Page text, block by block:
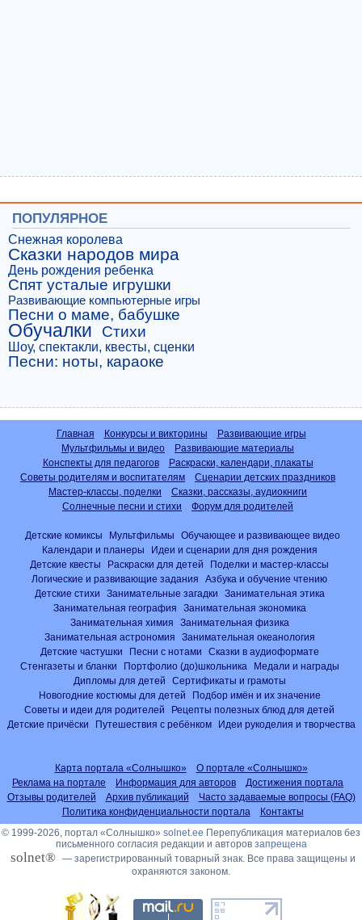
ПОПУЛЯРНОЕ
Снежная королева
Сказки народов мира
День рождения ребенка
Спят усталые игрушки
Развивающие компьютерные игры
Песни о маме, бабушке
Обучалки Стихи
Шоу, спектакли, квесты, сценки
Песни: ноты, караоке
Главная Конкурсы и викторины
Развивающие игры
Мультфильмы и видео
Развивающие материалы
Конспекты для педагогов
Раскраски, календари, плакаты
Советы родителям и воспитателям
Сценарии детских праздников
Мастер-классы, поделки
Сказки, рассказы, аудиокниги
Солнечные песни и стихи
Форум для родителей
Детские комиксы Мультфильмы
Обучающее и развивающее видео
Календари и планеры
Идеи и сценарии для дня рождения
Детские квесты
Раскраски для детей
Поделки и мастер-классы
Логические и развивающие задания
Азбука и обучение чтению
Детские стихи
Занимательные загадки
Занимательная этика
Занимательная география
Занимательная экономика
Занимательная химия
Занимательная физика
Занимательная астрономия
Занимательная океанология
Детские частушки
Песни с нотами
Сказки в аудиоформате
Стенгазеты и бланки
Портфолио (до)школьника
Медали и награды
Дипломы для детей
Сертификаты и грамоты
Новогодние костюмы для детей
Подбор имён и их значение
Советы и идеи для родителей
Рецепты полезных блюд для детей
Детские причёски
Путешествия с ребёнком Идеи рукоделия и творчества
Карта портала «Солнышко»
О портале «Солнышко»
Реклама на портале
Информация для авторов
Достижения портала
Отзывы родителей
Архив публикаций
Часто задаваемые вопросы (FAQ)
Политика конфиденциальности портала
Контакты
© 1999-2026, портал «Солнышко» solnet.ee Перепубликация материалов без
письменного согласия редакции и авторов запрещена
solnet® — зарегистрированный товарный знак. Все права защищены и
охраняются законом.